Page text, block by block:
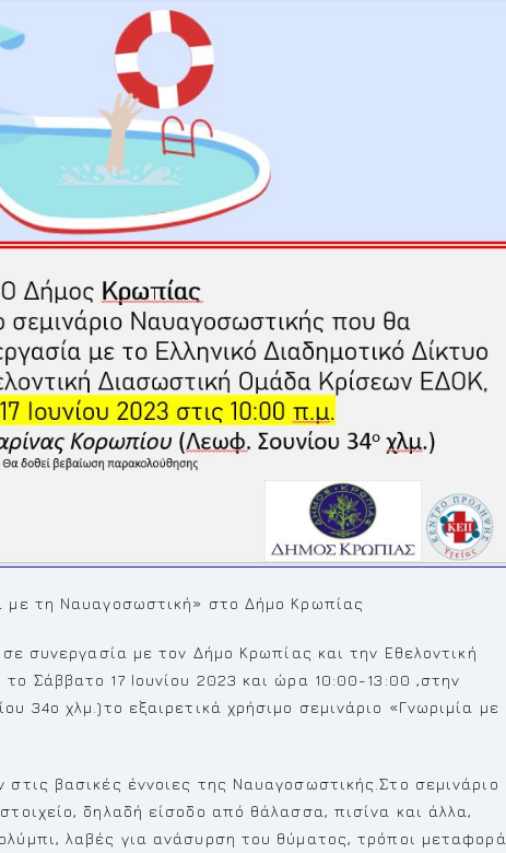
με τη Ναυαγοσωστική» στο Δήμο Κρωπίας
συνεργασία με τον Δήμο Κρωπίας και την Εθελοντική
Σάββατο 17 Ιουνίου 2023 και ώρα 10:00-13:00 ,στην
34ο χλμ.)το εξαιρετικά χρήσιμο σεμινάριο «Γνωριμία με
βασικές έννοιες της Ναυαγοσωστικής.Στο σεμινάριο
δηλαδή είσοδο από θάλασσα, πισίνα και άλλα,
λαβές για ανάσυρση του θύματος, τρόποι μεταφορά